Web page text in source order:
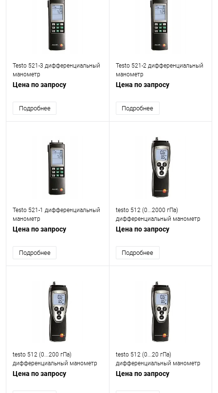
Testo 521-3 дифференциальный
манометр
Цена по запросу
Подробнее
Testo 521-2 дифференциальный
манометр
Цена по запросу
Подробнее
Testo 521-1 дифференциальный
манометр
Цена по запросу
Подробнее
testo 512 (0...2000 гПа)
дифференциальный манометр
(для работы с большими
Цена по запросу
Подробнее
testo 512 (0...200 гПа)
дифференциальный манометр
(для работы с большими
Цена по запросу
testo 512 (0...20 гПа)
дифференциальный манометр
(для работы с большими
Цена по запросу